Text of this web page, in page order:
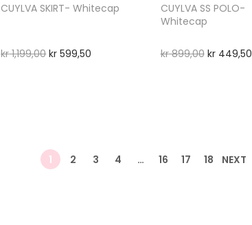
CUYLVA SKIRT- Whitecap
kr1,199,00 kr 599,50
CUYLVA SS POLO-
Whitecap
kr899,00 kr449,50
1 2 3 4 … 16 17 18 NEXT